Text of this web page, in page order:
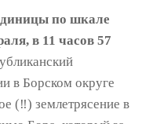
по шкале
в 11 часов 57
в Борском округе
(‼) землетрясение в